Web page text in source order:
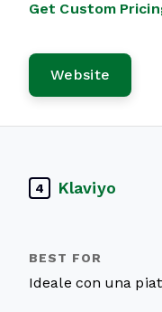
Get Custom
Website
4 Klaviyo
Ideale con una